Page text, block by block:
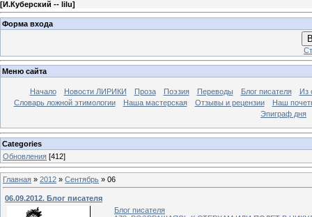
[И.Куберский -- lilu]
Форма входа
Меню сайта
Начало Новости ЛИРИКИ Проза Поэзия Переводы Блог писателя
Из
Словарь ложной этимологии
Наша мастерская Отзывы и рецензии
Наш
Эпиграф дня
Categories
Обновления [412]
Главная » 2012 » Сентябрь » 06
06.09.2012. Блог писателя
Блог писателя